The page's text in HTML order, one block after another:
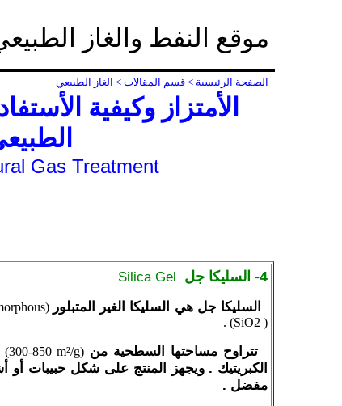
موقع النفط والغاز
الصفحة الرئيسية > قسم المقالات > الغاز الطبيعي
الأمتزاز وكيفية
Gas Treatment
4- السليكا جل Silica Gel
السليكا جل هي السليكا الغير المتبلور (
(
SiO2
) .
تتراوح مساحتها السطحية من(
300-850 m²/g
)
الكبريتيك . ويجهز المنتج على شكل حبيبات
مفضل .